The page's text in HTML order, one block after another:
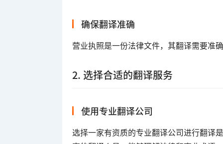
确保翻译准确
营业执照是一份法律文件，其翻译需要准
2. 选择合适的翻译服务
使用专业翻译公司
选择一家有资质的专业翻译公司进行翻译